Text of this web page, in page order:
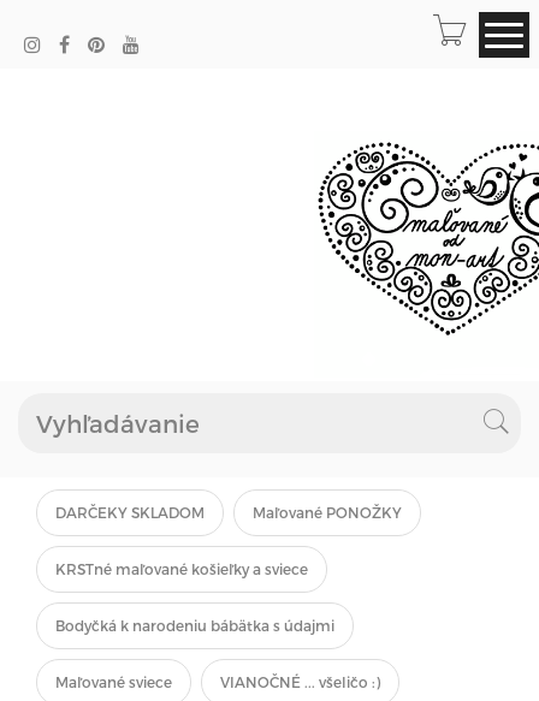
DARČEKY SKLADOM Maľované PONOŽKY
KRSTné maľované košieľky a sviece
Bodyčká k narodeniu bábätka s údajmi
Maľované sviece VIANOČNÉ ... všeličo :)